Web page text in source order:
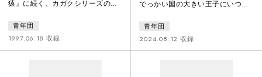
猿』に続く、カガクシリーズの完
ロッパの大戦で死亡した天才科学
者の脳だけが生きのこる。その脳
の受け入れを巡って延々と交わさ
青年団
1997.06.18 収録
でっかい国の大きい王子にいつも
姫は、何でも測れるハカルン博士
に頼んで、ちっちゃい 国にある大
きなものや⻑いものを捜す旅に出
青年団
2024.08.12 収録